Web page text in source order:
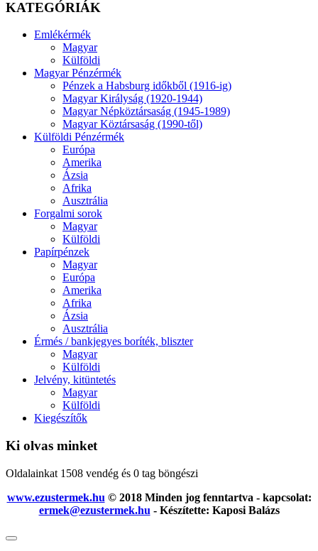
KATEGÓRIÁK
Emlékérmék
Magyar
Külföldi
Magyar Pénzérmék
Pénzek a Habsburg időkből (1916-ig)
Magyar Királyság (1920-1944)
Magyar Népköztársaság (1945-1989)
Magyar Köztársaság (1990-től)
Külföldi Pénzérmék
Európa
Amerika
Ázsia
Afrika
Ausztrália
Forgalmi sorok
Magyar
Külföldi
Papírpénzek
Magyar
Európa
Amerika
Afrika
Ázsia
Ausztrália
Érmés / bankjegyes boríték, bliszter
Magyar
Külföldi
Jelvény, kitüntetés
Magyar
Külföldi
Kiegészítők
Ki olvas minket
Oldalainkat 1508 vendég és 0 tag böngészi
www.ezustermek.hu © 2018 Minden jog fenntartva - kapcsolat:
ermek@ezustermek.hu - Készítette: Kaposi Balázs